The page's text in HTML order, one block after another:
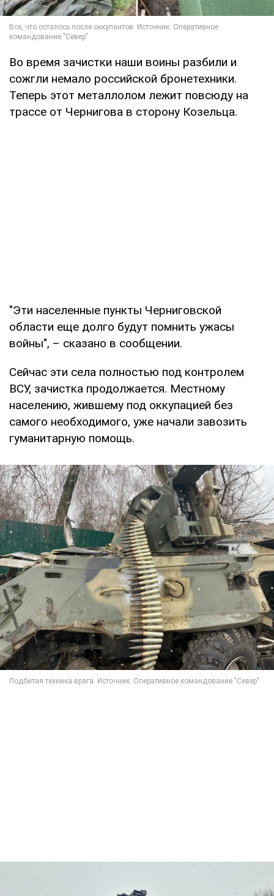
Во время зачистки наши воины разбили и
сожгли немало российской бронетехники.
Теперь этот металлолом лежит повсюду на
трассе от Чернигова в сторону Козельца.
"Эти населенные пункты Черниговской
области еще долго будут помнить ужасы
войны", – сказано в сообщении.
Сейчас эти села полностью под контролем
ВСУ, зачистка продолжается. Местному
населению, жившему под оккупацией без
самого необходимого, уже начали завозить
гуманитарную помощь.